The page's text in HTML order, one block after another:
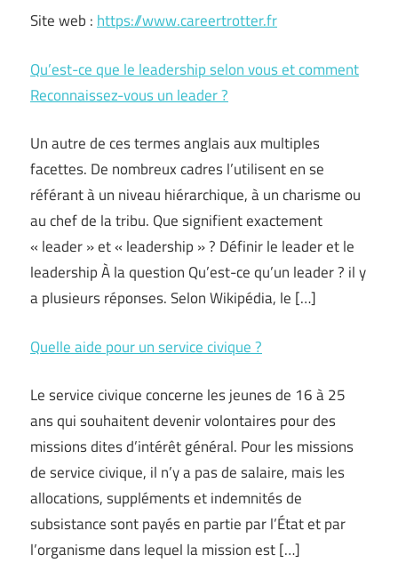
Site web : https://www.careertrotter.fr
Qu’est-ce que le leadership selon vous et comment
Reconnaissez-vous un leader ?
Un autre de ces termes anglais aux multiples
facettes. De nombreux cadres l’utilisent en se
référant à un niveau hiérarchique, à un charisme ou
au chef de la tribu. Que signifient exactement
« leader » et « leadership » ? Définir le leader et le
leadership À la question Qu’est-ce qu’un leader ? il y
a plusieurs réponses. Selon Wikipédia, le […]
Quelle aide pour un service civique ?
Le service civique concerne les jeunes de 16 à 25
ans qui souhaitent devenir volontaires pour des
missions dites d’intérêt général. Pour les missions
de service civique, il n’y a pas de salaire, mais les
allocations, suppléments et indemnités de
subsistance sont payés en partie par l’État et par
l’organisme dans lequel la mission est […]